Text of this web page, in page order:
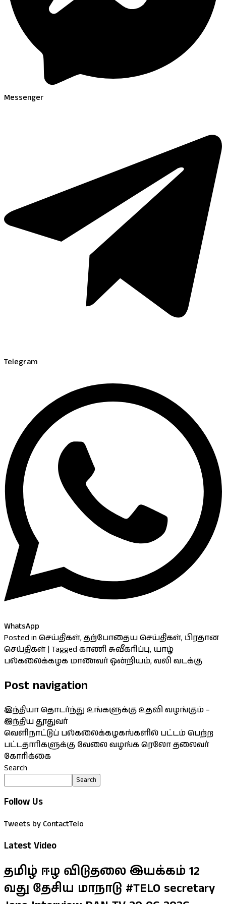
Messenger
Telegram
WhatsApp
Posted in செய்திகள், தற்போதைய செய்திகள், பிரதான
செய்திகள் | Tagged காணி சுவீகரிப்பு, யாழ்
பல்கலைக்கழக மாணவர் ஒன்றியம், வலி வடக்கு
Post navigation
இந்தியா தொடர்ந்து உங்களுக்கு உதவி வழங்கும் –
இந்திய தூதுவர்
வெளிநாட்டுப் பல்கலைக்கழகங்களில் பட்டம் பெற்ற
பட்டதாரிகளுக்கு வேலை வழங்க ரெலோ தலைவர்
கோரிக்கை
Search
Search
Follow Us
Tweets by ContactTelo
Latest Video
தமிழ் ஈழ விடுதலை இயக்கம் 12
வது தேசிய மாநாடு #TELO secretary